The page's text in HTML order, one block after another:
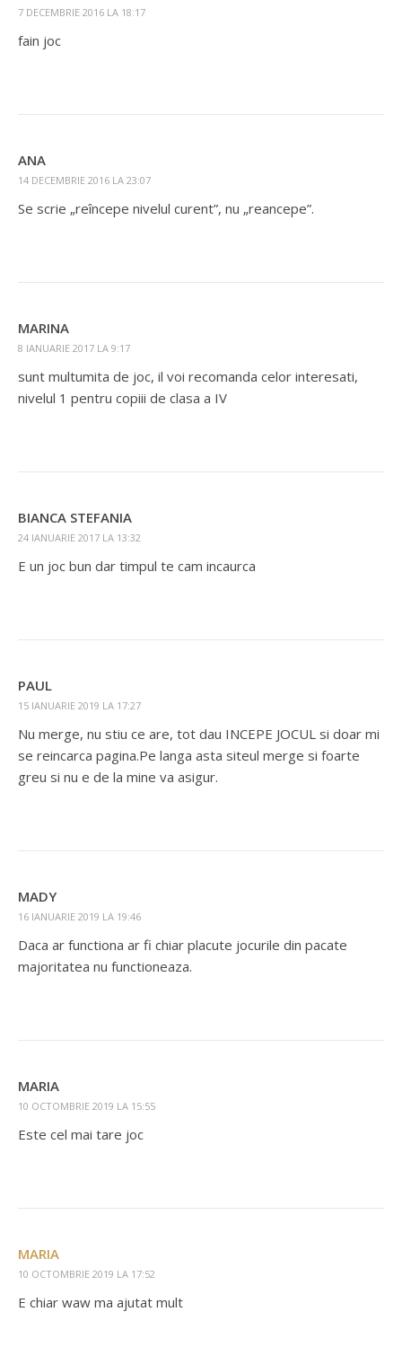
7 DECEMBRIE 2016 LA 18:17
fain joc
ANA
14 DECEMBRIE 2016 LA 23:07
Se scrie „reîncepe nivelul curent”, nu „reancepe”.
MARINA
8 IANUARIE 2017 LA 9:17
sunt multumita de joc, il voi recomanda celor interesati,
nivelul 1 pentru copiii de clasa a IV
BIANCA STEFANIA
24 IANUARIE 2017 LA 13:32
E un joc bun dar timpul te cam incaurca
PAUL
15 IANUARIE 2019 LA 17:27
Nu merge, nu stiu ce are, tot dau INCEPE JOCUL si doar mi
se reincarca pagina.Pe langa asta siteul merge si foarte
greu si nu e de la mine va asigur.
MADY
16 IANUARIE 2019 LA 19:46
Daca ar functiona ar fi chiar placute jocurile din pacate
majoritatea nu functioneaza.
MARIA
10 OCTOMBRIE 2019 LA 15:55
Este cel mai tare joc
MARIA
10 OCTOMBRIE 2019 LA 17:52
E chiar waw ma ajutat mult